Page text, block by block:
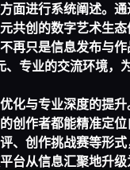
面进行系统阐述。
共创的数字艺术生
再只是信息发布与
、专业的交流环境，
化与专业深度的提
创作者都能精准定
、创作挑战赛等形
台从信息汇聚地升级